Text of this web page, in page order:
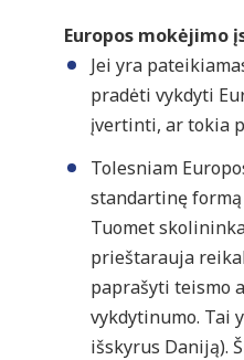
Europos mokėjimo
Jei yra
pradėti vykdyti
įvertinti, ar tokia
Tolesniam
standartinę
Tuomet
prieštarauja
paprašyti teismo
vykdytinumo. Tai
išskyrus Daniją).